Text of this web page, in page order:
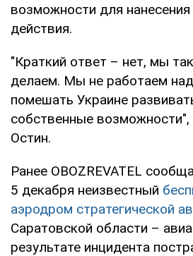
возможности для
действия.
"Краткий ответ – нет, мы
делаем. Мы не работаем
помешать Украине
собственные
Остин.
Ранее OBOZREVATEL
5 декабря неизвестный
аэродром стратегической
Саратовской области –
результате инцидента